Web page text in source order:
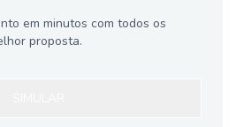
em minutos com todos os
proposta.